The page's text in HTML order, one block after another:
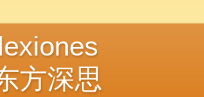
方深思